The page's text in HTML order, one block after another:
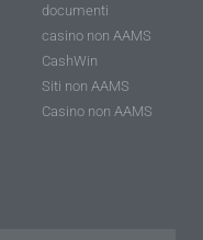
documenti
casino non AAMS
CashWin
Siti non AAMS
Casino non AAMS